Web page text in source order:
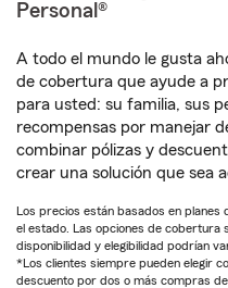
Personal®
A todo el mundo le gusta
de cobertura que ayude a
para usted: su familia, sus
recompensas por manejar
combinar pólizas y
crear una solución que sea
Los precios están basados en planes
el estado. Las opciones de cobertura
disponibilidad y elegibilidad podrían
*Los clientes siempre pueden elegir
descuento por dos o más compras